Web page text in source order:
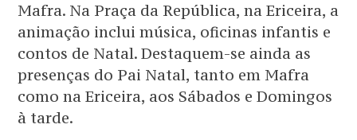
Mafra. Na Praça da República, na Ericeira, a
animação inclui música, oficinas infantis e
contos de Natal. Destaquem-se ainda as
presenças do Pai Natal, tanto em Mafra
como na Ericeira, aos Sábados e Domingos
à tarde.